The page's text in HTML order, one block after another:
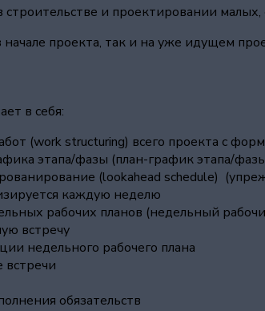
строительстве и проектировании
проекта, так и на уже идущем
в себя:
(work structuring) всего проекта с
этапа/фазы (план-график этапа/
(lookahead schedule)
каждую неделю
рабочих планов (недельный
встречу
недельного рабочего плана
обязательств